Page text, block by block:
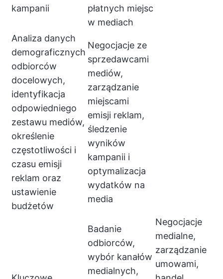
kampanii
płatnych miejsc
w mediach
Analiza danych
demograficznych
odbiorców
docelowych,
identyfikacja
odpowiedniego
zestawu mediów,
określenie
częstotliwości i
czasu emisji
reklam oraz
ustawienie
budżetów
Negocjacje ze
sprzedawcami
mediów,
zarządzanie
miejscami
emisji reklam,
śledzenie
wyników
kampanii i
optymalizacja
wydatków na
media
Badanie
odbiorców,
wybór kanałów
medialnych,
Negocjacje
medialne,
zarządzanie
umowami,